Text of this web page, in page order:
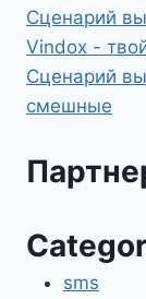
Сценарий
Vindox -
Сценарий
смешные
sms